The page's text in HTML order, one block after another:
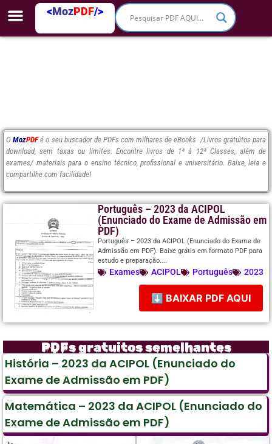
<MozPDF/>
OMozPDF é o seu buscador de PDFs com milhares de eBooks /Livros gratuitos para
download, sem taxas ou limites. Encontre livros de 1ª à 12ª Classes, além de
exames/ materiais para o ensino técnico, profissional e universitário. Baixe, leia e
compartilhe com facilidade!
Português – 2023 da ACIPOL
(Enunciado do Exame de Admissão em
PDF)
Português – 2023 da ACIPOL (Enunciado do Exame de
Admissão em PDF). Baixe grátis em formato PDF para
estudo e preparação....
Exames ACIPOL Português 2023
⬇ BAIXAR PDF AQUI
PDFs gratuitos semelhantes
História – 2023 da ACIPOL (Enunciado do
Exame de Admissão em PDF)
Matemática – 2023 da ACIPOL (Enunciado do
Exame de Admissão em PDF)